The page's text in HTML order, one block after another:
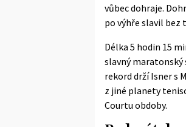
vůbec dohraje.
po výhře slavil bez
Délka 5 hodin 15
slavný maratonský
rekord drží Isner s
z jiné planety
Courtu obdoby.